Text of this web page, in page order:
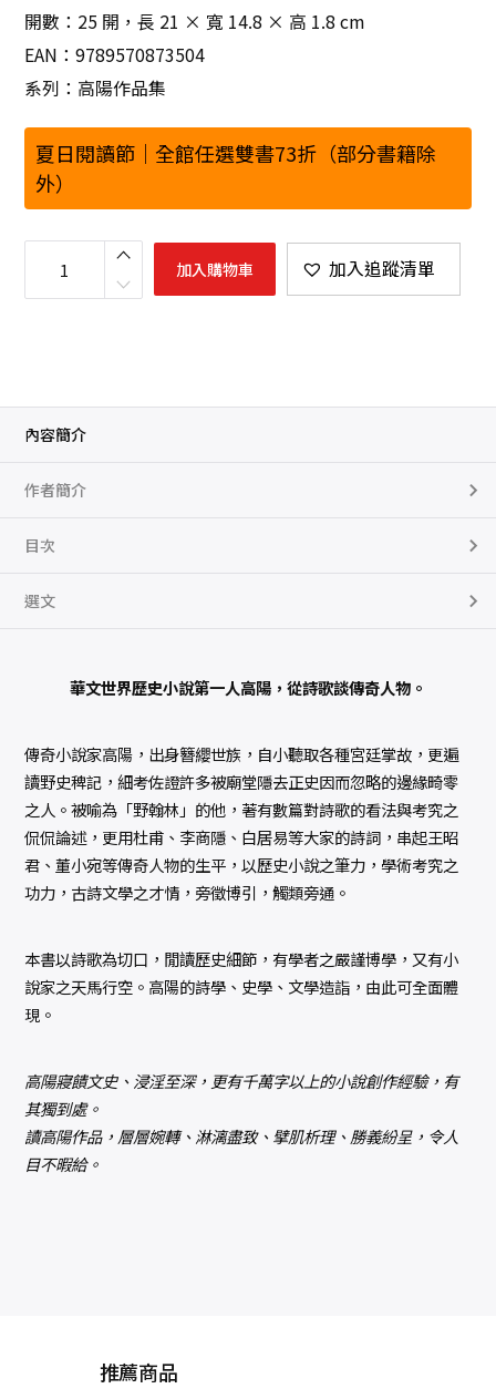
開數：25 開，長 21 × 寬 14.8 × 高 1.8 cm
EAN：9789570873504
系列：高陽作品集
夏日閱讀節｜全館任選雙書73折（部分書籍除
外）
高
品
系
：
高
說
詩
校
版
量
加入購物車 加入追蹤清單
內容簡介
作者簡介
目次
選文
華文世界歷史小說第一人高陽，從詩歌談傳奇人物。
傳奇小說家高陽，出身簪纓世族，自小聽取各種宮廷掌故，更遍
讀野史稗記，細考佐證許多被廟堂隱去正史因而忽略的邊緣畸零
之人。被喻為「野翰林」的他，著有數篇對詩歌的看法與考究之
侃侃論述，更用杜甫、李商隱、白居易等大家的詩詞，串起王昭
君、董小宛等傳奇人物的生平，以歷史小說之筆力，學術考究之
功力，古詩文學之才情，旁徵博引，觸類旁通。
本書以詩歌為切口，閒讀歷史細節，有學者之嚴謹博學，又有小
說家之天馬行空。高陽的詩學、史學、文學造詣，由此可全面體
現。
高陽寢饋文史、浸淫至深，更有千萬字以上的小說創作經驗，有
其獨到處。
讀高陽作品，層層婉轉、淋漓盡致、擘肌析理、勝義紛呈，令人
目不暇給。
推薦商品